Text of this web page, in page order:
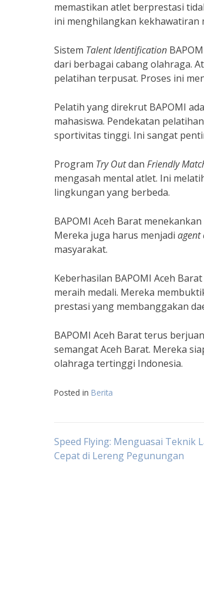
memastikan atlet berprestasi
ini menghilangkan kekhawatiran
Sistem Talent Identification
dari berbagai cabang olahraga.
pelatihan terpusat. Proses ini
Pelatih yang direkrut BAPOMI
mahasiswa. Pendekatan
sportivitas tinggi. Ini sangat
Program Try Outdan Friendly
mengasah mental atlet. Ini
lingkungan yang berbeda.
BAPOMI Aceh Barat
Mereka juga harus menjadi agent
masyarakat.
Keberhasilan BAPOMI Aceh Barat
meraih medali. Mereka
prestasi yang membanggakan
BAPOMI Aceh Barat terus
semangat Aceh Barat. Mereka
olahraga tertinggi Indonesia.
Posted in Berita
Navigasi
Speed Flying: Menguasai Teknik
Cepat di Lereng Pegunungan